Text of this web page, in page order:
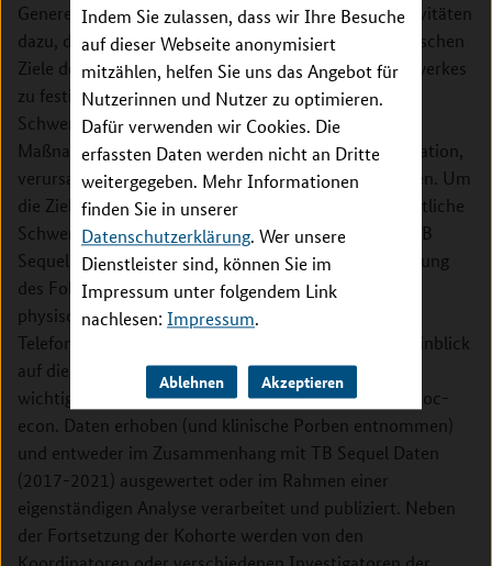
Indem Sie zulassen, dass wir Ihre Besuche
auf dieser Webseite anonymisiert
mitzählen, helfen Sie uns das Angebot für
Nutzerinnen und Nutzer zu optimieren.
Dafür verwenden wir Cookies. Die
erfassten Daten werden nicht an Dritte
weitergegeben. Mehr Informationen
finden Sie in unserer
Datenschutzerklärung. Wer unsere
Dienstleister sind, können Sie im
Impressum unter folgendem Link
nachlesen: Impressum.
Ablehnen Akzeptieren
Generell dienen die in diesem Projekt geplanten Aktivitäten
dazu, die erreichten wissenschaftlichen sowie technischen
Ziele der TB Sequel Studie bzw. des TB Sequel Netzwerkes
zu festigen sowie weiterzuentwickeln. Ein weiterer
Schwerpunkt dieses Projekts ist die Integration von
Maßnahmen, welche die neue epidemiologische Situation,
verursacht durch die Covid-19-Pandemie, adressieren. Um
die Ziele des Vorhabens zu erreichen, wird der wesentliche
Schwerpunkt der Aktivitäten auf der Erhaltung des TB
Sequel Kohorte liegen. Dies erfolgt durch die Forsetzung
des Follow ups im Jahr 2022 mit mindestens einem
physischen Studienbesuch und einem zusätzlichen
Telefonanruf. Bei beiden Besuchen werden die mit Hinblick
auf die bisher in TB Sequel studierten Outcomes
wichtigsten Morbiditäts- und Mortalitätsdaten und soc-
econ. Daten erhoben (und klinische Porben entnommen)
und entweder im Zusammenhang mit TB Sequel Daten
(2017-2021) ausgewertet oder im Rahmen einer
eigenständigen Analyse verarbeitet und publiziert. Neben
der Fortsetzung der Kohorte werden von den